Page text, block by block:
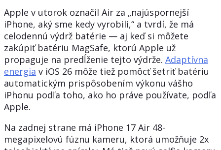
Apple v utorok označil Air za „najúspornejší
iPhone, aký sme kedy vyrobili,“ a tvrdí, že má
celodennú výdrž batérie — aj keď si môžete
zakúpiť batériu MagSafe, ktorú Apple už
propaguje na predĺženie tejto výdrže. Adaptívna
energia v iOS 26 môže tiež pomôcť šetriť batériu
automatickým prispôsobením výkonu vášho
iPhonu podľa toho, ako ho práve používate, podľa
Apple.
Na zadnej strane má iPhone 17 Air 48-
megapixelovú fúznu kameru, ktorá umožňuje 2x